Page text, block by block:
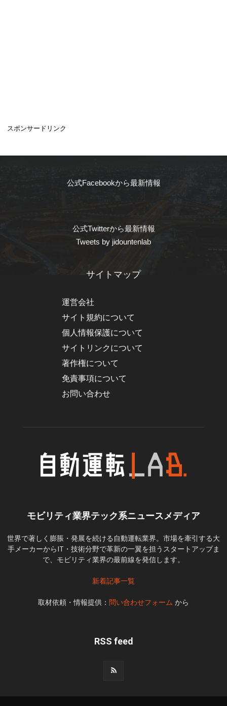
スポンサードリンク
公式Facebookから最新情報
公式Twitterから最新情報
Tweets by jidountenlab
サイトマップ
運営会社
サイト規約について
個人情報保護について
サイトリンクについて
著作権について
免責事項について
お問い合わせ
モビリティ業界テック系ニュースメディア
世界で著しく膨脹・発展を続ける自動運転業界。市場を牽引する大
手メーカーからIT・技術分野で革新の一翼を担うスタートアップま
で、モビリティ業界の最前線を発信します。
新着記事一覧
取材依頼・情報提供： 問い合わせフォーム から
RSS feed